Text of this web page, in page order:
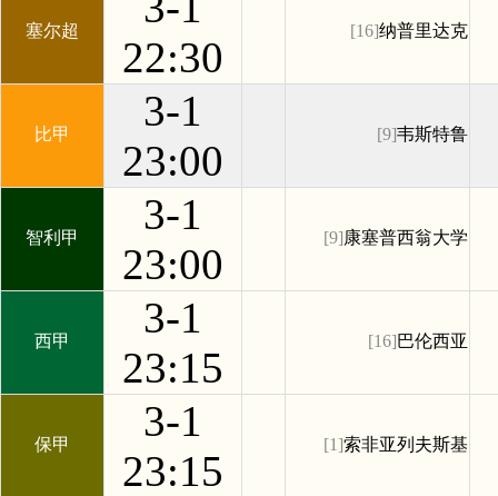
塞尔超
22:30
[16]纳普里达克
比甲
3-1
23:00
[9]韦斯特鲁
智利甲
3-1
23:00
[9]康塞普西翁大学
西甲
3-1
23:15
[16]巴伦西亚
保甲
3-1
23:15
[1]索非亚列夫斯基